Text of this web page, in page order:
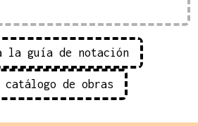
la guía de notación
de obras